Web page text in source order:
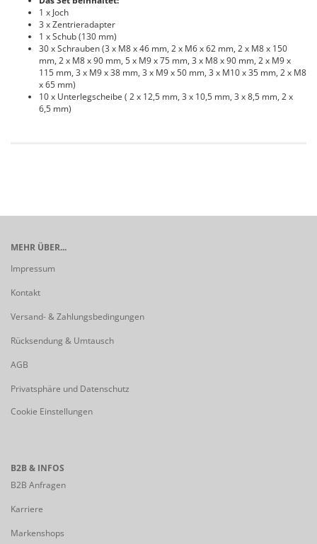
1 x Joch
3 x Zentrieradapter
1 x Schub (130 mm)
30 x Schrauben (3 x M8 x 46 mm, 2 x M6 x 62 mm, 2 x M8 x 150
mm, 2 x M8 x 90 mm, 5 x M9 x 75 mm, 3 x M8 x 90 mm, 2 x M9 x
115 mm, 3 x M9 x 38 mm, 3 x M9 x 50 mm, 3 x M10 x 35 mm, 2 x M8
x 65 mm)
10 x Unterlegscheibe ( 2 x 12,5 mm, 3 x 10,5 mm, 3 x 8,5 mm, 2 x
6,5 mm)
MEHR ÜBER...
Impressum
Kontakt
Versand- & Zahlungsbedingungen
Rücksendung & Umtausch
AGB
Privatsphäre und Datenschutz
Cookie Einstellungen
B2B & INFOS
B2B Anfragen
Karriere
Markenshops